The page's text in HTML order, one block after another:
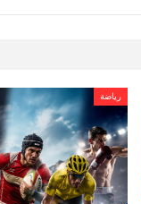
رياضة